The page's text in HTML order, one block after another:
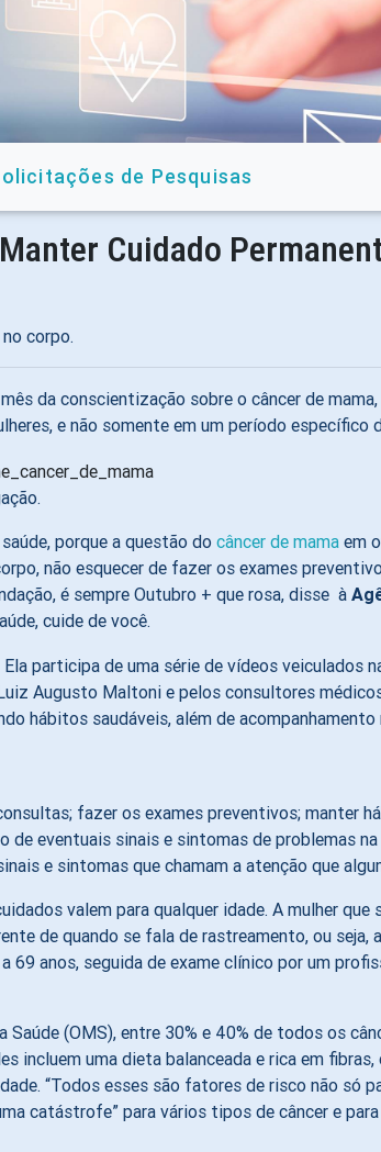
de Pesquisas
Cuidado
corpo.
da conscientização sobre o câncer de
e não somente em um período específico
porque a questão do câncer de mama em
não esquecer de fazer os exames
é sempre Outubro + que rosa, disse à
cuide de você.
participa de uma série de vídeos veiculados
Augusto Maltoni e pelos consultores
hábitos saudáveis, além de acompanhamento
fazer os exames preventivos; manter
eventuais sinais e sintomas de problemas
e sintomas que chamam a atenção que
valem para qualquer idade. A mulher
de quando se fala de rastreamento, ou
anos, seguida de exame clínico por um
(OMS), entre 30% e 40% de todos os
incluem uma dieta balanceada e rica em
“Todos esses são fatores de risco não só
catástrofe” para vários tipos de câncer e